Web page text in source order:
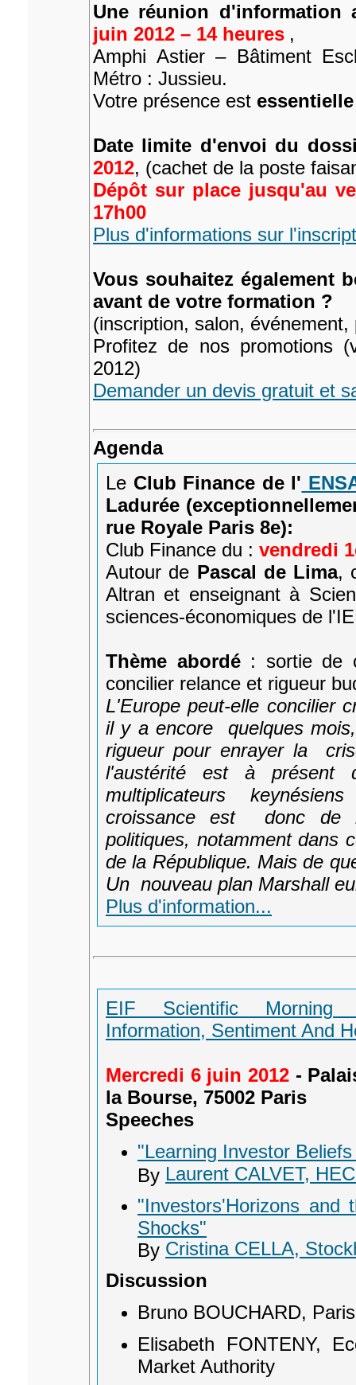
Une réunion
juin 2012 – 14 heures ,
Amphi Astier – Bâtiment
Métro : Jussieu.
Votre présence est essentielle
Date limite d'envoi du
2012, (cachet de la poste
Dépôt sur place jusqu'au
17h00
Plus d'informations sur
Vous souhaitez également
avant de votre formation ?
(inscription, salon,
Profitez de nos promotions
2012)
Demander un devis gratuit et
Agenda
Le Club Finance de l'
Ladurée
rue Royale Paris 8e):
Club Finance du : vendredi
Autour de Pascal de Lima,
Altran et enseignant à
sciences-économiques de
Thème abordé: sortie de
concilier relance et rigueur
L'Europe peut-elle concilier
il y a encore quelques
rigueur pour enrayer la
l'austérité est à présent
multiplicateurs
croissance est donc de
politiques, notamment dans
de la République. Mais de
Un nouveau plan Marshall
Plus d'information...
EIF Scientific Morning
Information, Sentiment And
Mercredi 6 juin 2012 -
la Bourse, 75002 Paris
Speeches
"Learning Investor
By Laurent CALVET,
"Investors'Horizons and
Shocks"
By Cristina CELLA,
Discussion
Bruno BOUCHARD,
Elisabeth FONTENY,
Market Authority